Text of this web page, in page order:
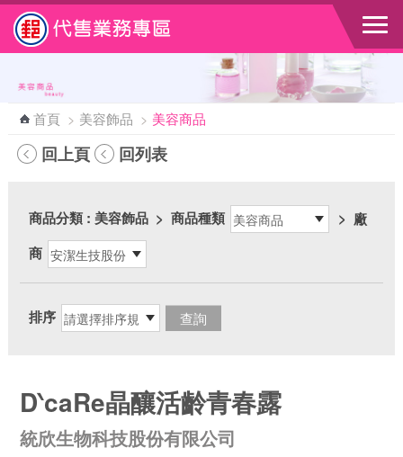
跳到主要內容區塊
首頁 > 美容飾品 > 美容商品
回上頁 回列表
商品分類: 美容飾品 > 商品種類 > 廠
商
排序
D‵caRe晶釀活齡青春露
統欣生物科技股份有限公司